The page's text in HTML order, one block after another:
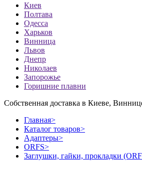
Киев
Полтава
Одесса
Харьков
Винница
Львов
Днепр
Николаев
Запорожье
Горишние плавни
Собственная доставка в Киеве,
Главная>
Каталог товаров>
Адаптеры>
ORFS>
Заглушки, гайки, прокладки